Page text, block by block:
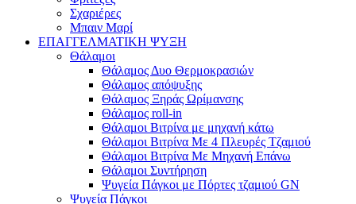
Σχαριέρες
Μπαιν Μαρί
ΕΠΑΓΓΕΛΜΑΤΙΚΗ ΨΥΞΗ
Θάλαμοι
Θάλαμος Δυο Θερμοκρασιών
Θάλαμος απόψυξης
Θάλαμος Ξηράς Ωρίμανσης
Θάλαμος roll-in
Θάλαμοι Βιτρίνα με μηχανή κάτω
Θάλαμοι Βιτρίνα Με 4 Πλευρές Τζαμιού
Θάλαμοι Βιτρίνα Με Μηχανή Επάνω
Θάλαμοι Συντήρηση
Ψυγεία Πάγκοι με Πόρτες τζαμιού GN
Ψυγεία Πάγκοι